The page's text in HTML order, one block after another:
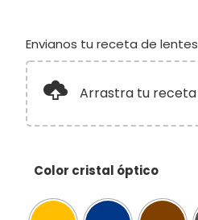
Envianos tu receta de lentes
Arrastra tu receta
Color cristal óptico